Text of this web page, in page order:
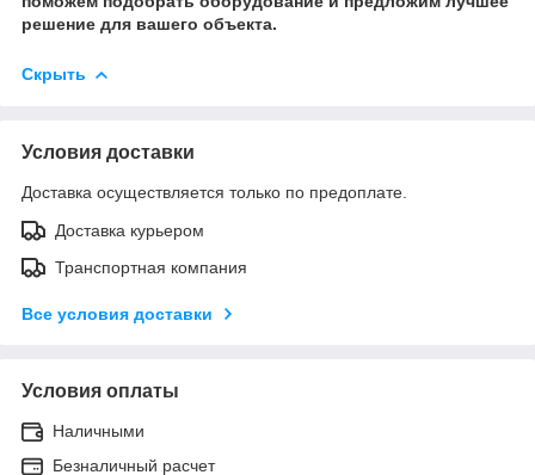
решение для вашего объекта.
Скрыть
Условия доставки
Доставка осуществляется только по предоплате.
Доставка курьером
Транспортная компания
Все условия доставки
Условия оплаты
Наличными
Безналичный расчет